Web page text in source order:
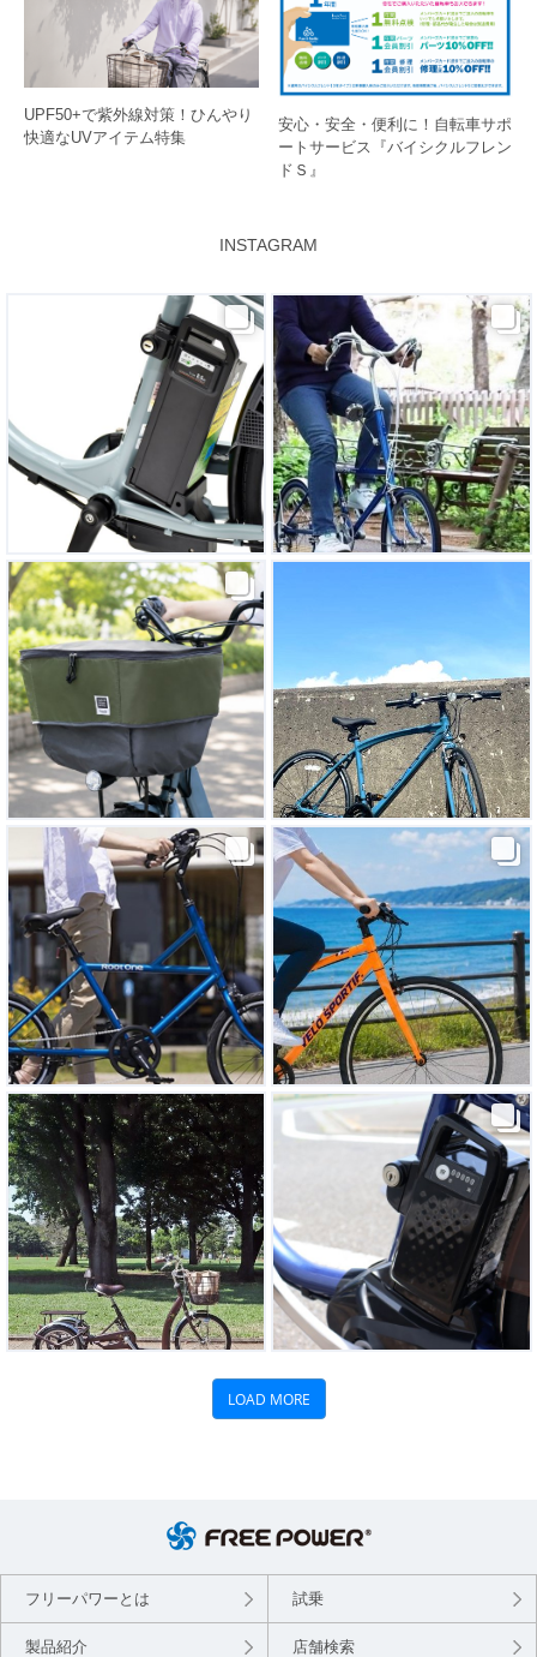
UPF50+で紫外線対策！ひんやり
快適なUVアイテム特集
安心・安全・便利に！自転車サポ
ートサービス『バイシクルフレン
ドＳ』
INSTAGRAM
フリーパワーとは 試乗
製品紹介 店舗検索